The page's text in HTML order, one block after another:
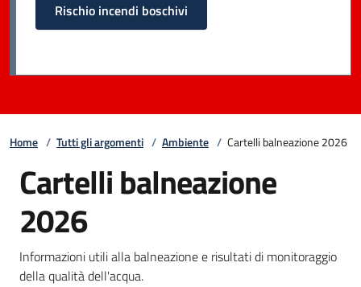
Rischio incendi boschivi
Home / Tutti gli argomenti / Ambiente / Cartelli balneazione 2026
Cartelli balneazione
2026
Informazioni utili alla balneazione e risultati di monitoraggio
della qualità dell'acqua.